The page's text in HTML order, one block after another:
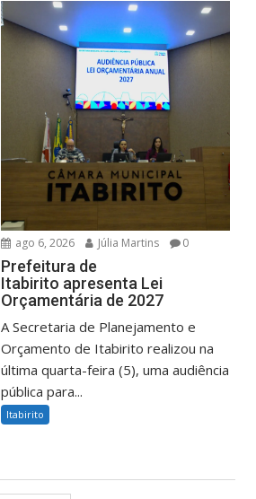
ago 6, 2026 Júlia Martins 0
Prefeitura de
Itabirito apresenta Lei
Orçamentária de 2027
A Secretaria de Planejamento e
Orçamento de Itabirito realizou na
última quarta-feira (5), uma audiência
pública para...
Itabirito